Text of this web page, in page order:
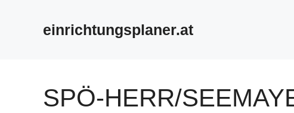
einrichtungsplaner.at
SPÖ-HERR/